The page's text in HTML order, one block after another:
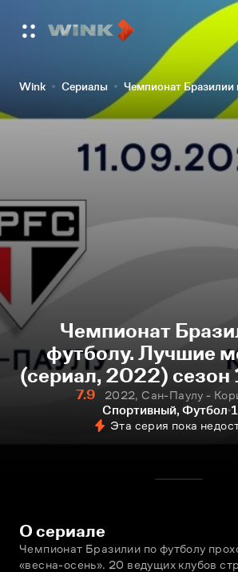
Wink Сериалы Чемпионат
Чемпионат
футболу. Лучшие
(сериал, 2022) сезон
смотреть
7.9
2022, Сан-Паулу -
Спортивный, Футбол
Эта серия пока
О сериале
Чемпионат Бразилии по футболу
«весна-осень». 20 ведущих клубов